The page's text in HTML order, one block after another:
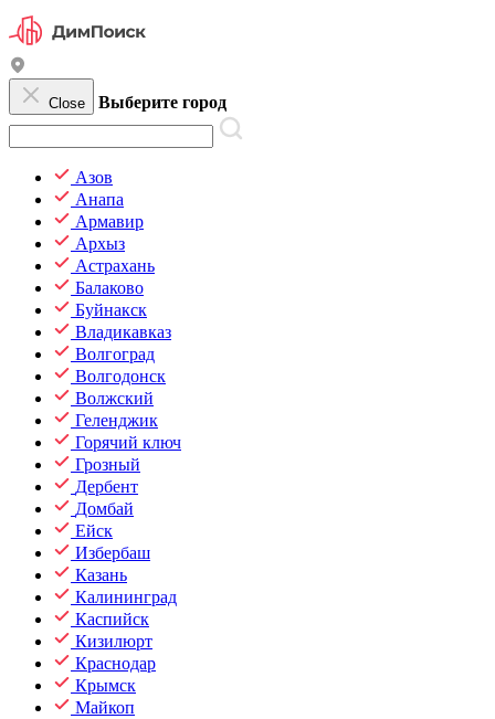
Close Выберите город
Азов
Анапа
Армавир
Архыз
Астрахань
Балаково
Буйнакск
Владикавказ
Волгоград
Волгодонск
Волжский
Геленджик
Горячий ключ
Грозный
Дербент
Домбай
Ейск
Избербаш
Казань
Калининград
Каспийск
Кизилюрт
Краснодар
Крымск
Майкоп